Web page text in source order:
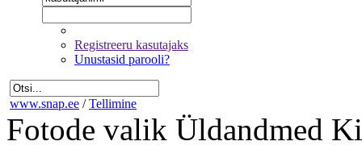
Registreeru kasutajaks
Unustasid parooli?
www.snap.ee / Tellimine
Fotode valik Üldandmed